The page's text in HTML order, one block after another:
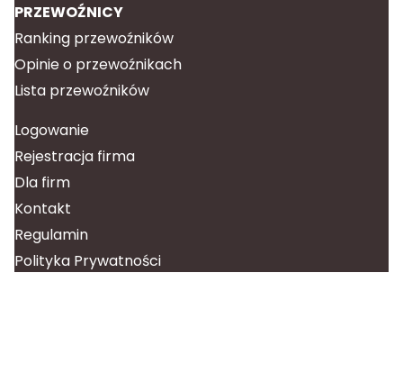
PRZEWOŹNICY
Ranking przewoźników
Opinie o przewoźnikach
Lista przewoźników
Logowanie
Rejestracja firma
Dla firm
Kontakt
Regulamin
Polityka Prywatności